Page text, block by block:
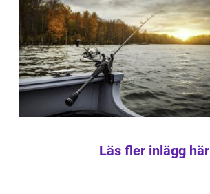
Läs fler inlägg här